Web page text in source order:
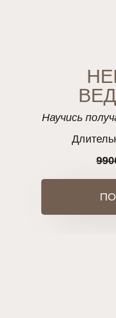
Научись